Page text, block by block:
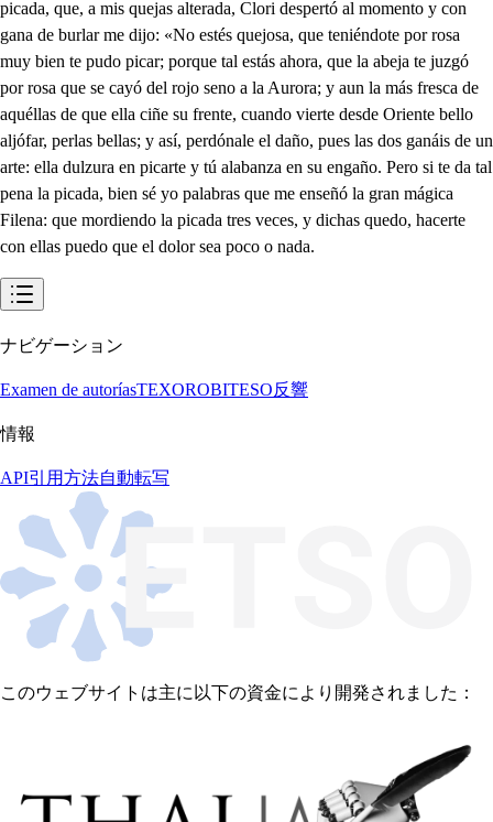
ナビゲーション
Examen de autoríasTEXOROBITESO反響
情報
API引用方法自動転写
このウェブサイトは主に以下の資金により開発されました：